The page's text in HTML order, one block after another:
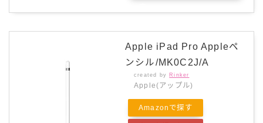
Apple iPad Pro Appleペ
ンシル/MK0C2J/A
created by Rinker
Apple(アップル)
Amazonで探す